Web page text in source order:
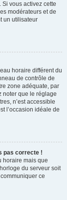
Si vous activez cette
modérateurs et de
un utilisateur
horaire différent du
de contrôle de
zone adéquate, par
noter que le réglage
n’est accessible
l’occasion idéale de
pas correcte !
horaire mais que
du serveur soit
ce